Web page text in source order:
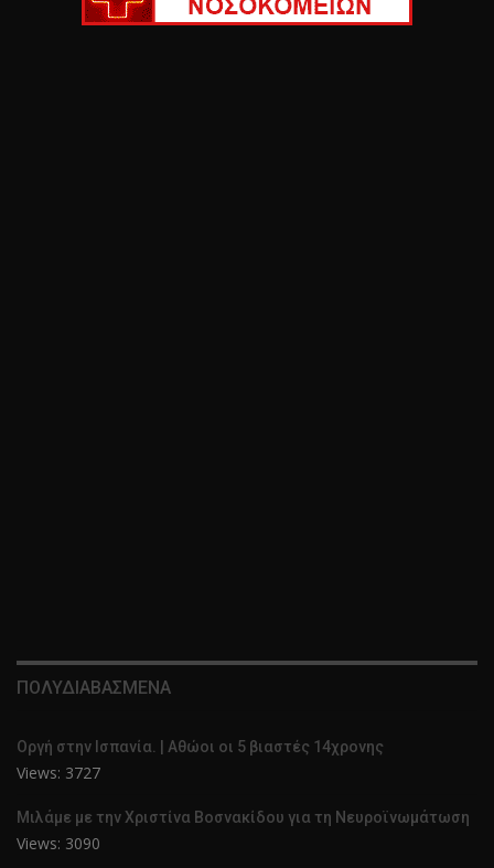
ΠΟΛΥΔΙΑΒΑΣΜΕΝΑ
Οργή στην Ισπανία. | Αθώοι οι 5 βιαστές 14χρονης
Views: 3727
Μιλάμε με την Χριστίνα Βοσνακίδου για τη Νευροϊνωμάτωση
Views: 3090